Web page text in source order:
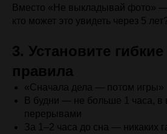
Вместо «Не выкладывай фото»
кто может это увидеть через 5
3. Установите
правила
«Сначала дела — потом игры»
В будни — не больше 1 часа,
перерывами
За 1–2 часа до сна — никаких